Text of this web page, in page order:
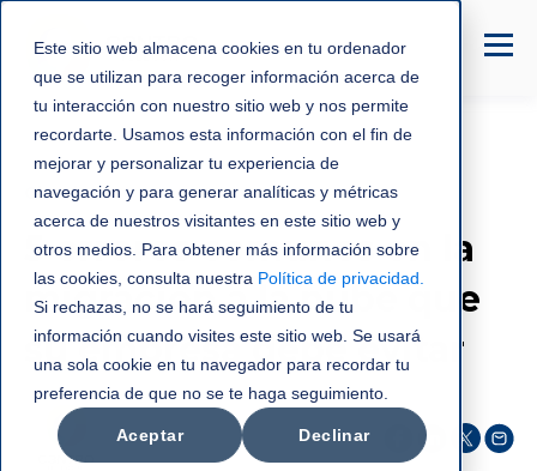
Este sitio web almacena cookies en tu ordenador
que se utilizan para recoger información acerca de
tu interacción con nuestro sitio web y nos permite
recordarte. Usamos esta información con el fin de
mejorar y personalizar tu experiencia de
navegación y para generar analíticas y métricas
acerca de nuestros visitantes en este sitio web y
otros medios. Para obtener más información sobre
las cookies, consulta nuestra Política de privacidad
Si rechazas, no se hará seguimiento de tu
información cuando visites este sitio web. Se usará
una sola cookie en tu navegador para recordar tu
preferencia de que no se te haga seguimiento.
Aceptar Declinar
Cloud
5 errores comunes en la
migración a la nube que
su empresa debe evitar
C3NTRO Telecom
abr 21, 2025